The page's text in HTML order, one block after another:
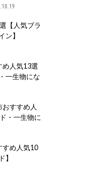
【人気ブラ
ン】
め人気13選
一生物にな
すすめ人
・一生物に
すめ人気10
】